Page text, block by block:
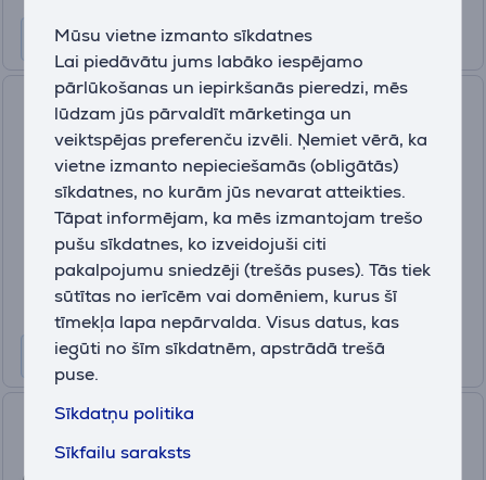
Mūsu vietne izmanto sīkdatnes
Lai piedāvātu jums labāko iespējamo
pārlūkošanas un iepirkšanās pieredzi, mēs
lūdzam jūs pārvaldīt mārketinga un
veiktspējas preferenču izvēli. Ņemiet vērā, ka
vietne izmanto nepieciešamās (obligātās)
sīkdatnes, no kurām jūs nevarat atteikties.
Tāpat informējam, ka mēs izmantojam trešo
pušu sīkdatnes, ko izveidojuši citi
pakalpojumu sniedzēji (trešās puses). Tās tiek
sūtītas no ierīcēm vai domēniem, kurus šī
tīmekļa lapa nepārvalda. Visus datus, kas
iegūti no šīm sīkdatnēm, apstrādā trešā
puse.
Sīkdatņu politika
Sīkfailu saraksts
GoPro Hero13 Black Creator
Edition, melna - Video kamera
CHDFB-131-EU
Ir noliktavā
Cena:
679.99 €
10 mēneši 72 €